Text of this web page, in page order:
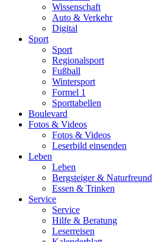
Wissenschaft
Auto & Verkehr
Digital
Sport
Sport
Regionalsport
Fußball
Wintersport
Formel 1
Sporttabellen
Boulevard
Fotos & Videos
Fotos & Videos
Leserbild einsenden
Leben
Leben
Bergsteiger & Naturfreund
Essen & Trinken
Service
Service
Hilfe & Beratung
Leserreisen